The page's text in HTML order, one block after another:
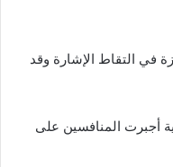
في التقاط الإشارة وقد
أجبرت المنافسين على